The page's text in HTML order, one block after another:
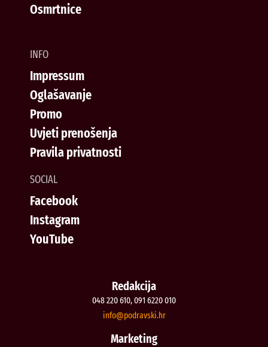
Osmrtnice
INFO
Impressum
Oglašavanje
Promo
Uvjeti prenošenja
Pravila privatnosti
SOCIAL
Facebook
Instagram
YouTube
Redakcija
048 220 610, 091 6220 010
rh.iksvardop
@ofni
Marketing